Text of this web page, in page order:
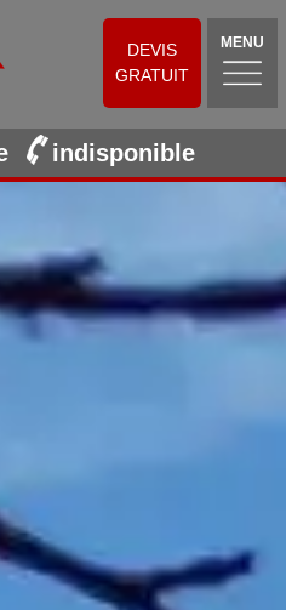
DEVIS
GRATUIT
MENU
indisponible